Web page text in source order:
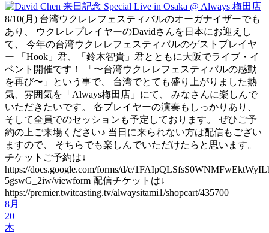
8/10(月) 台湾ウクレレフェスティバルのオーガナイザーでも
あり、 ウクレレプレイヤーのDavidさんを日本にお迎えし
て、 今年の台湾ウクレレフェスティバルのゲストプレイヤ
ー 「Hook」君、「鈴木智貴」君とともに大阪でライブ・イ
ベント開催です！ 「〜台湾ウクレレフェスティバルの感動
を再び〜」という事で、 台湾でとても盛り上がりました熱
気、雰囲気を「Always梅田店」にて、 みなさんに楽しんで
いただきたいです。 各プレイヤーの演奏もしっかりあり、
そして全員でのセッションも予定しております。 ぜひご予
約の上ご来場ください♪ 当日に来られない方は配信もござい
ますので、 そちらでも楽しんでいただけたらと思います。
チケットご予約は↓
https://docs.google.com/forms/d/e/
5gswG_2iw/viewform 配信チケットは↓
https://premier.twitcasting.tv/alwaysitami1/shopcart/435700
8月
20
木